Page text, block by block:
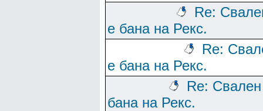
Re:
е бана на Рекс.
Re:
е бана на Рекс.
Re:
бана на Рекс.